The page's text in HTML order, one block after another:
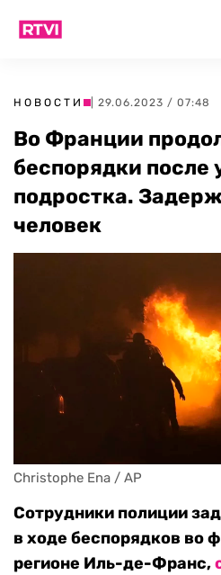
НОВОСТИ | 29.06.2023 / 07:48
Во Франции
беспорядки после
подростка.
человек
Christophe Ena / AP
Сотрудники полиции
в ходе беспорядков во
регионе Иль-де-Франс,